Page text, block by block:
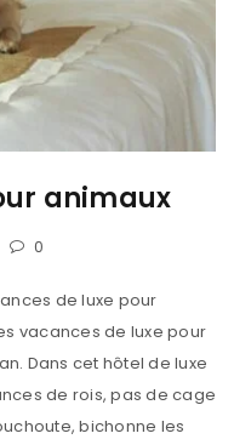
animaux
0
de luxe pour
vacances de luxe pour
Dans cet hôtel de luxe
de rois, pas de cage
bichonne les